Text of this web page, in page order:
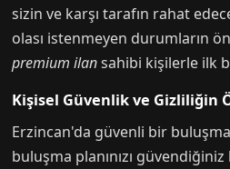
sizin ve karşı tarafın rahat
olası istenmeyen durumların
premium ilansahibi kişilerle ilk
Kişisel Güvenlik ve Gizliliğin
Erzincan'da güvenli bir
buluşma planınızı